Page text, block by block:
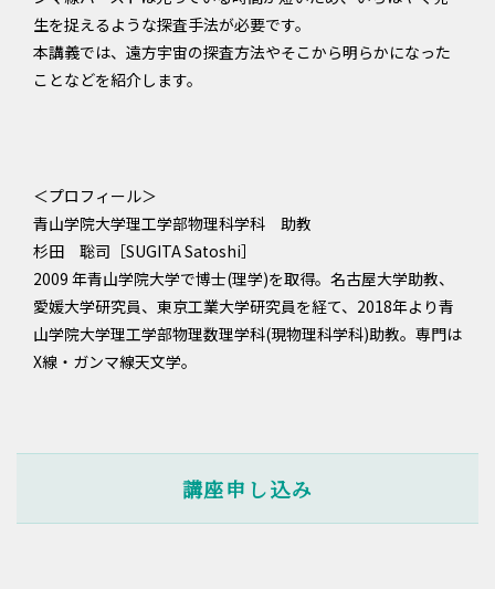
生を捉えるような探査手法が必要です。
本講義では、遠方宇宙の探査方法やそこから明らかになった
ことなどを紹介します。
＜プロフィール＞
青山学院大学理工学部物理科学科 助教
杉田 聡司［SUGITA Satoshi］
2009 年青山学院大学で博士(理学)を取得。名古屋大学助教、
愛媛大学研究員、東京工業大学研究員を経て、2018年より青
山学院大学理工学部物理数理学科(現物理科学科)助教。専門は
X線・ガンマ線天文学。
講座申し込み